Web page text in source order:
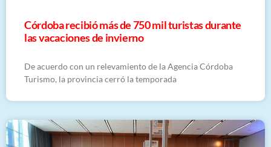
Córdoba recibió más de 750 mil turistas durante
las vacaciones de invierno
De acuerdo con un relevamiento de la Agencia Córdoba
Turismo, la provincia cerró la temporada